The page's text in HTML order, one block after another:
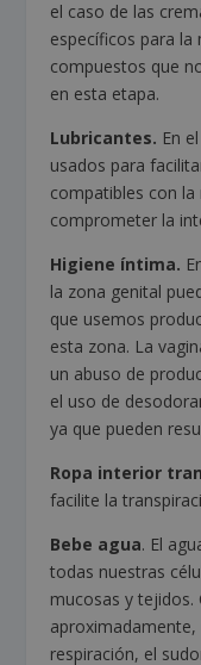
el caso de las
específicos para la
compuestos que
en esta etapa.
Lubricantes. En
usados para
compatibles con
comprometer la
Higiene íntima.
la zona genital
que usemos
esta zona. La
un abuso de
el uso de
ya que pueden
Ropa interior
facilite la
Bebe agua. El
todas nuestras
mucosas y tejidos.
respiración, el